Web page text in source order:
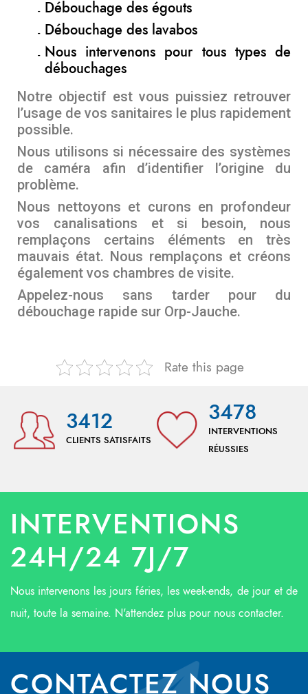
Débouchage des égouts
Débouchage des lavabos
Nous intervenons pour tous types de
débouchages
Notre objectif est vous puissiez retrouver
l’usage de vos sanitaires le plus rapidement
possible.
Nous utilisons si nécessaire des systèmes
de caméra afin d’identifier l’origine du
problème.
Nous nettoyons et curons en profondeur
vos canalisations et si besoin, nous
remplaçons certains éléments en très
mauvais état. Nous remplaçons et créons
également vos chambres de visite.
Appelez-nous sans tarder pour du
débouchage rapide sur Orp-Jauche.
Rate this page
3412
CLIENTS SATISFAITS
3478
INTERVENTIONS
RÉUSSIES
INTERVENTIONS
24H/24 7J/7
Nous intervenons les jours féries, les week-ends, de jour et de
nuit, toute la semaine. N'attendez plus pour nous contacter.
CONTACTEZ NOUS